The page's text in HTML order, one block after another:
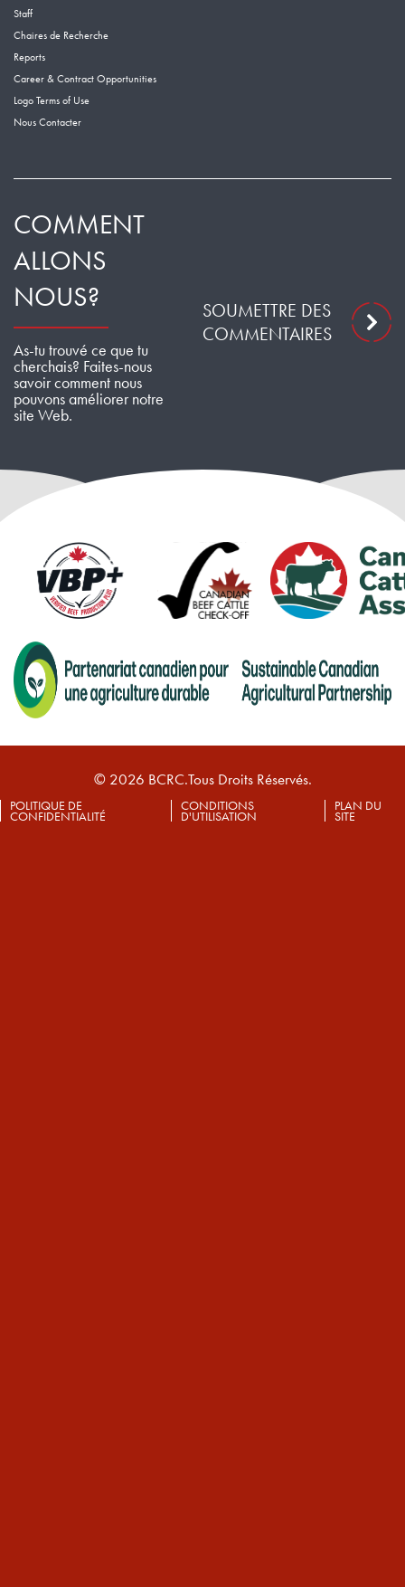
Staff
Chaires de Recherche
Reports
Career & Contract Opportunities
Logo Terms of Use
Nous Contacter
COMMENT
ALLONS
NOUS?
As-tu trouvé ce que tu
cherchais? Faites-nous
savoir comment nous
pouvons améliorer notre
site Web.
SOUMETTRE DES
COMMENTAIRES
© 2026 BCRC.Tous Droits Réservés.
POLITIQUE DE
CONFIDENTIALITÉ
CONDITIONS
D'UTILISATION
PLAN DU
SITE